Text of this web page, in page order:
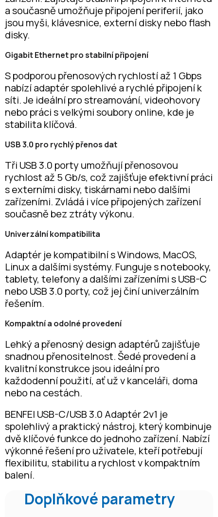
a současně umožňuje připojení periferií, jako
jsou myši, klávesnice, externí disky nebo flash
disky.
Gigabit Ethernet pro stabilní připojení
S podporou přenosových rychlostí až 1 Gbps
nabízí adaptér spolehlivé a rychlé připojení k
síti. Je ideální pro streamování, videohovory
nebo práci s velkými soubory online, kde je
stabilita klíčová.
USB 3.0 pro rychlý přenos dat
Tři USB 3.0 porty umožňují přenosovou
rychlost až 5 Gb/s, což zajišťuje efektivní práci
s externími disky, tiskárnami nebo dalšími
zařízeními. Zvládá i více připojených zařízení
současně bez ztráty výkonu.
Univerzální kompatibilita
Adaptér je kompatibilní s Windows, MacOS,
Linux a dalšími systémy. Funguje s notebooky,
tablety, telefony a dalšími zařízeními s USB-C
nebo USB 3.0 porty, což jej činí univerzálním
řešením.
Kompaktní a odolné provedení
Lehký a přenosný design adaptérů zajišťuje
snadnou přenositelnost. Šedé provedení a
kvalitní konstrukce jsou ideální pro
každodenní použití, ať už v kanceláři, doma
nebo na cestách.
BENFEI USB-C/USB 3.0 Adaptér 2v1 je
spolehlivý a praktický nástroj, který kombinuje
dvě klíčové funkce do jednoho zařízení. Nabízí
výkonné řešení pro uživatele, kteří potřebují
flexibilitu, stabilitu a rychlost v kompaktním
balení.
Doplňkové parametry